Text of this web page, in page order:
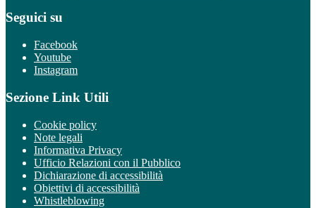
Seguici su
Facebook
Youtube
Instagram
Sezione Link Utili
Cookie policy
Note legali
Informativa Privacy
Ufficio Relazioni con il Pubblico
Dichiarazione di accessibilità
Obiettivi di accessibilità
Whistleblowing